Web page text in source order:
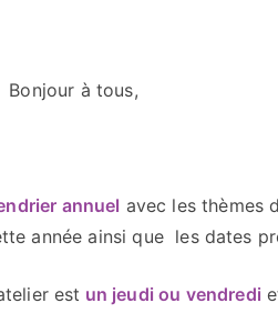
Bonjour à tous,
annuel avec les thèmes
année ainsi que les dates
est un jeudi ou vendredi